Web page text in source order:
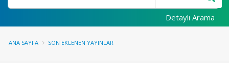
Detaylı Arama
ANA SAYFA SON EKLENEN YAYINLAR